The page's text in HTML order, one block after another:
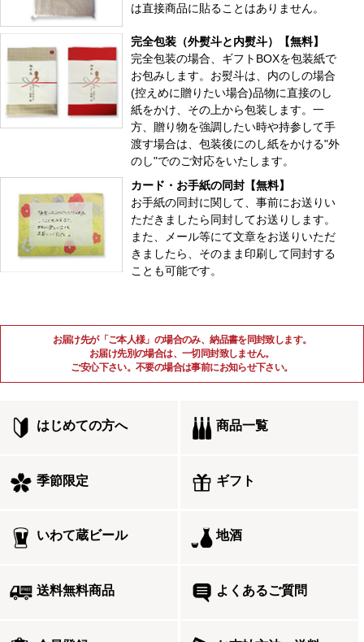
は直接商品に貼ることはありません。
完全包装（外熨斗と内熨斗）【無料】
完全包装の場合、ギフトBOXを包装紙で
お包みします。お熨斗は、内のしの場合
(控えめに贈りたい場合)品物に直接のし
紙をかけ、その上から包装します。一
方、贈り物を強調したい時や持参して手
渡す場合は、包装後にのし紙をかける"外
のし"でのご対応をいたします。
カード・お手紙の同封【無料】
お手紙の同封に関して、事前にお送りい
ただきましたら同封してお送りします。
また、メール等にて文章をお送りいただ
きましたら、そのまま印刷して同封する
ことも可能です。
お届け先が「ご本人様」の場合のみ、納品書を同封致します。
お届け先別の場合は、一切同封致しません。
ご安心下さい。不要の場合は事前にお知らせ下さい。
はじめての方へ 商品一覧
季節限定 ギフト
いわて蔵ビール 地酒
送料無料商品 よくあるご質問